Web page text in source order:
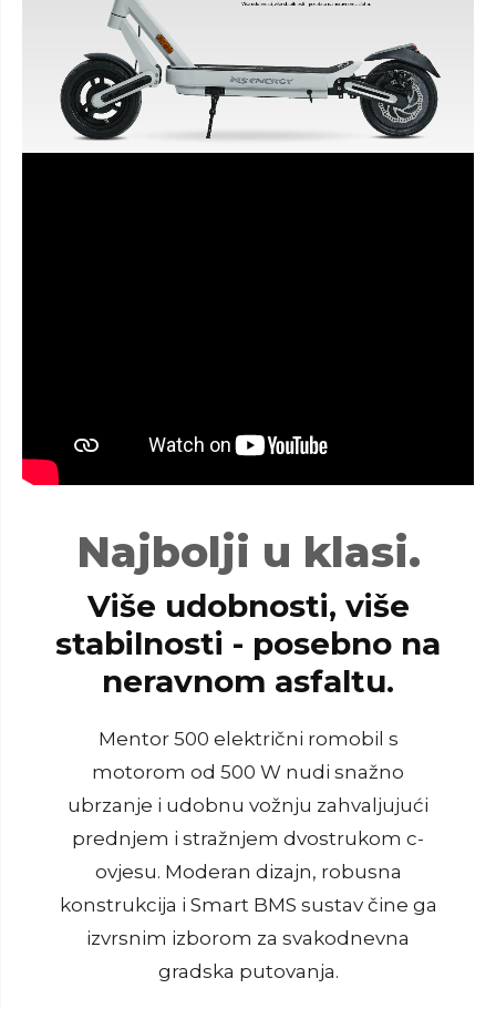
Najbolji u klasi.
Više udobnosti, više
stabilnosti - posebno na
neravnom asfaltu.
Mentor 500 električni romobil s
motorom od 500 W nudi snažno
ubrzanje i udobnu vožnju zahvaljujući
prednjem i stražnjem dvostrukom c-
ovjesu. Moderan dizajn, robusna
konstrukcija i Smart BMS sustav čine ga
izvrsnim izborom za svakodnevna
gradska putovanja.